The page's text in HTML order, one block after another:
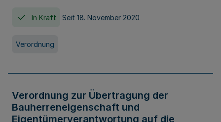
In Kraft Seit 18. November 2020
Verordnung
Verordnung zur Übertragung der
Bauherreneigenschaft und
Eigentümerverantwortung auf die